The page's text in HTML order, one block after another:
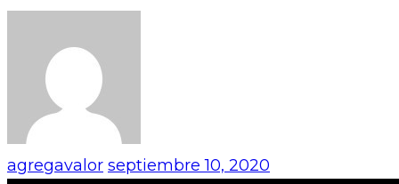
agregavalor septiembre 10, 2020